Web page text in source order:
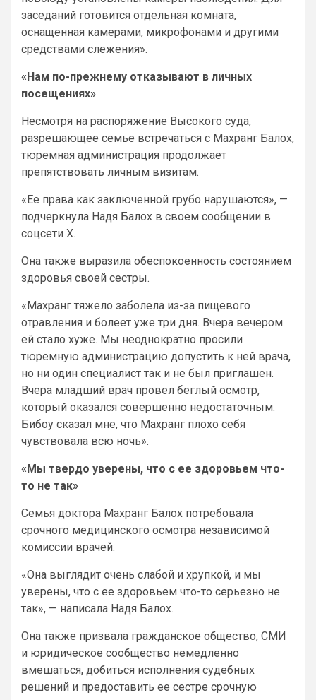
заседаний готовится отдельная комната,
оснащенная камерами, микрофонами и другими
средствами слежения».
«Нам по-прежнему отказывают в личных
посещениях»
Несмотря на распоряжение Высокого суда,
разрешающее семье встречаться с Махранг Балох,
тюремная администрация продолжает
препятствовать личным визитам.
«Ее права как заключенной грубо нарушаются», —
подчеркнула Надя Балох в своем сообщении в
соцсети X.
Она также выразила обеспокоенность состоянием
здоровья своей сестры.
«Махранг тяжело заболела из-за пищевого
отравления и болеет уже три дня. Вчера вечером
ей стало хуже. Мы неоднократно просили
тюремную администрацию допустить к ней врача,
но ни один специалист так и не был приглашен.
Вчера младший врач провел беглый осмотр,
который оказался совершенно недостаточным.
Бибоу сказал мне, что Махранг плохо себя
чувствовала всю ночь».
«Мы твердо уверены, что с ее здоровьем что-
то не так»
Семья доктора Махранг Балох потребовала
срочного медицинского осмотра независимой
комиссии врачей.
«Она выглядит очень слабой и хрупкой, и мы
уверены, что с ее здоровьем что-то серьезно не
так», — написала Надя Балох.
Она также призвала гражданское общество, СМИ
и юридическое сообщество немедленно
вмешаться, добиться исполнения судебных
решений и предоставить ее сестре срочную